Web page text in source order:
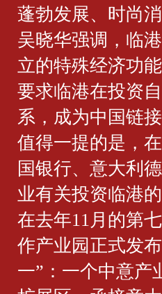
蓬勃发展、时尚
吴晓华强调，临
立的特殊经济功
要求临港在投资
系，成为中国链
值得一提的是，
国银行、意大利
业有关投资临港
在去年11月的第
作产业园正式发
一”：一个中意产